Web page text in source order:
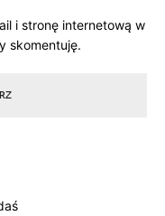
i stronę internetową w
skomentuję.